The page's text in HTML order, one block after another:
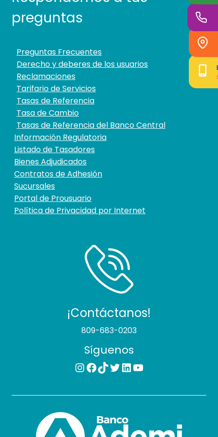
preguntas
Preguntas Frecuentes
Derecho y deberes de los usuarios
Reclamaciones
Tarifario de Servicios
Tasas de Referencia
Tasa de Cambio
Tasas de Referencia del Banco Central
Información Regulatoria
Listado de Tasadores
Bienes Adjudicados
Contratos de Adhesión
Sucursales
Portal de Prousuario
Política de Privacidad por Internet
¡Contáctanos!
809-683-0203
Síguenos
Instagram
Facebook
TikTok
Twitter
LinkedIn
YouTube